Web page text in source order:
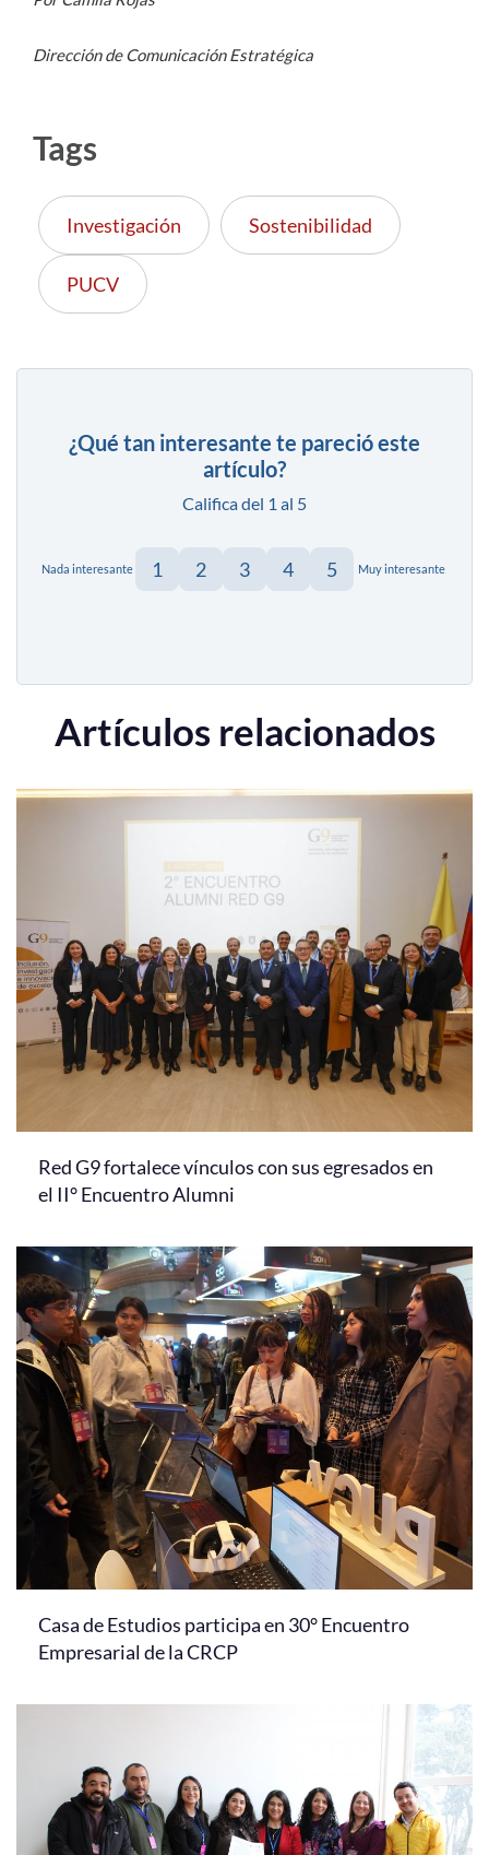
Dirección de Comunicación Estratégica
Tags
Investigación Sostenibilidad
PUCV
¿Qué tan interesante te pareció este
artículo?
Califica del 1 al 5
Nada interesante 1 2 3 4 5 Muy interesante
Artículos relacionados
Red G9 fortalece vínculos con sus egresados en
el II° Encuentro Alumni
Casa de Estudios participa en 30° Encuentro
Empresarial de la CRCP